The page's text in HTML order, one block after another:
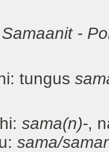
Samaanit -
tungus
sama(n)-,
sama/